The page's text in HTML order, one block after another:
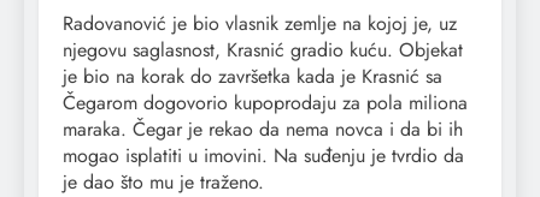
Radovanović je bio vlasnik zemlje na kojoj je, uz
njegovu saglasnost, Krasnić gradio kuću. Objekat
je bio na korak do završetka kada je Krasnić sa
Čegarom dogovorio kupoprodaju za pola miliona
maraka. Čegar je rekao da nema novca i da bi ih
mogao isplatiti u imovini. Na suđenju je tvrdio da
je dao što mu je traženo.